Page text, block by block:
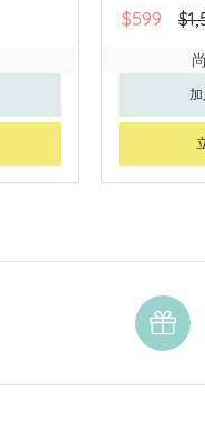
$599